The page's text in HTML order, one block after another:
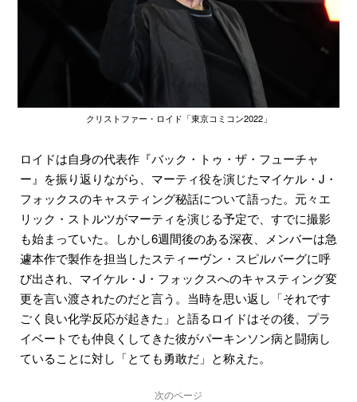
クリストファー・ロイド「東京コミコン2022」
ロイドは自身の代表作『バック・トゥ・ザ・フューチャ
ー』を振り返りながら、マーティ役を演じたマイケル・J・
フォックスのキャスティング秘話について語った。元々エ
リック・ストルツがマーティを演じる予定で、すでに撮影
も始まっていた。しかし6週間後のある深夜、メンバーは急
遽本作で製作を担当したスティーヴン・スピルバーグに呼
び出され、マイケル・J・フォックスへのキャスティング変
更を言い渡されたのだと言う。当時を思い返し「それです
ごく良い化学反応が起きた」と語るロイドはその後、プラ
イベートでも仲良くしてきた彼がパーキンソン病と闘病し
ていることに対し「とても勇敢だ」と称えた。
次のページ